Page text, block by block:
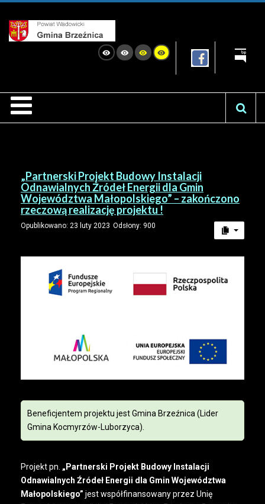
„Partnerski Projekt Budowy Instalacji
Odnawialnych Źródeł Energii dla Gmin
Województwa Małopolskiego” – zakończono
rzeczową realizację projektu !
Opublikowano: 23 luty 2023 Odsłony: 900
Beneficjentem projektu jest Gmina Brzeźnica (Lider
Gmina Kocmyrzów-Luborzyca).
Projekt pn. „Partnerski Projekt Budowy Instalacji
Odnawialnych Źródeł Energii dla Gmin Województwa
Małopolskiego” jest współfinansowany przez Unię